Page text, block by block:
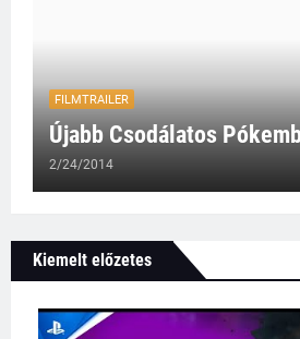
FILMTRAILER
Újabb Csodálatos
2/24/2014
Kiemelt előzetes